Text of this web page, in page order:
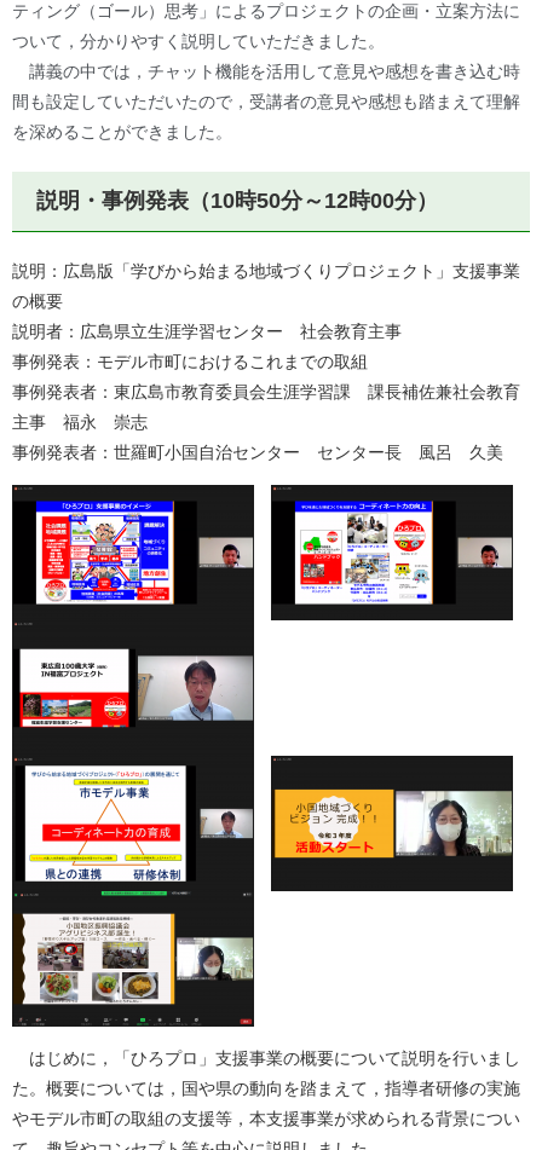
ティング（ゴール）思考」によるプロジェクトの企画・立案方法に
ついて，分かりやすく説明していただきました。
講義の中では，チャット機能を活用して意見や感想を書き込む時
間も設定していただいたので，受講者の意見や感想も踏まえて理解
を深めることができました。
説明・事例発表（10時50分～12時00分）
説明：広島版「学びから始まる地域づくりプロジェクト」支援事業
の概要
説明者：広島県立生涯学習センター 社会教育主事
事例発表：モデル市町におけるこれまでの取組
事例発表者：東広島市教育委員会生涯学習課 課長補佐兼社会教育
主事 福永 崇志
事例発表者：世羅町小国自治センター センター長 風呂 久美
はじめに，「ひろプロ」支援事業の概要について説明を行いまし
た。概要については，国や県の動向を踏まえて，指導者研修の実施
やモデル市町の取組の支援等，本支援事業が求められる背景につい